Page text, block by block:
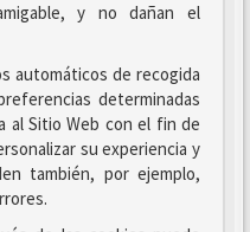
y no dañan el
automáticos de recogida
determinadas
al Sitio Web con el fin de
su experiencia y
también, por ejemplo,